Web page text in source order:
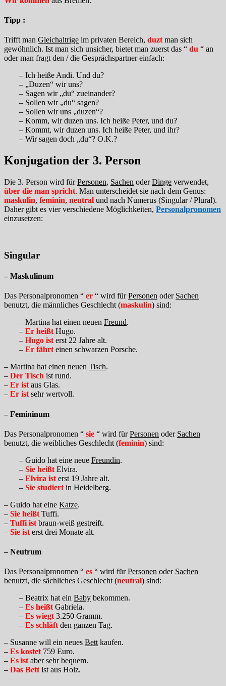
Tipp :
Trifft man Gleichaltrige im privaten Bereich, duzt man sich
gewöhnlich. Ist man sich unsicher, bietet man zuerst das “ du “ an
oder man fragt den / die Gesprächspartner einfach:
– Ich heiße Andi. Und du?
– „Duzen“ wir uns?
– Sagen wir „du“ zueinander?
– Sollen wir „du“ sagen?
– Sollen wir uns „duzen“?
– Komm, wir duzen uns. Ich heiße Peter, und du?
– Kommt, wir duzen uns. Ich heiße Peter, und ihr?
– Wir sagen doch „du“? O.K.?
Konjugation der 3. Person
Die 3. Person wird fürPersonen, Sachen oderDinge verwendet,
über die man spricht. Man unterscheidet sie nach dem Genus:
maskulin, feminin, neutral und nach Numerus (Singular / Plural).
Daher gibt es vier verschiedene Möglichkeiten, Personalpronomen
einzusetzen:
Singular
– Maskulinum
Das Personalpronomen “ er “ wird fürPersonen oder Sachen
benutzt, die männliches Geschlecht (maskulin) sind:
– Martina hat einen neuen Freund.
– Er heißt Hugo.
– Hugo ist erst 22 Jahre alt.
– Er fährt einen schwarzen Porsche.
– Martina hat einen neuen Tisch.
– Der Tisch ist rund.
– Er ist aus Glas.
– Er ist sehr wertvoll.
– Femininum
Das Personalpronomen “ sie “ wird fürPersonen oder Sachen
benutzt, die weibliches Geschlecht (feminin) sind:
– Guido hat eine neue Freundin.
– Sie heißt Elvira.
– Elvira ist erst 19 Jahre alt.
– Sie studiert in Heidelberg.
– Guido hat eine Katze.
– Sie heißt Tuffi.
– Tuffi ist braun-weiß gestreift.
– Sie ist erst drei Monate alt.
– Neutrum
Das Personalpronomen “ es “ wird fürPersonen oder Sachen
benutzt, die sächliches Geschlecht (neutral) sind:
– Beatrix hat ein Baby bekommen.
– Es heißt Gabriela.
– Es wiegt 3.250 Gramm.
– Es schläft den ganzen Tag.
– Susanne will ein neues Bett kaufen.
– Es kostet 759 Euro.
– Es ist aber sehr bequem.
– Das Bett ist aus Holz.